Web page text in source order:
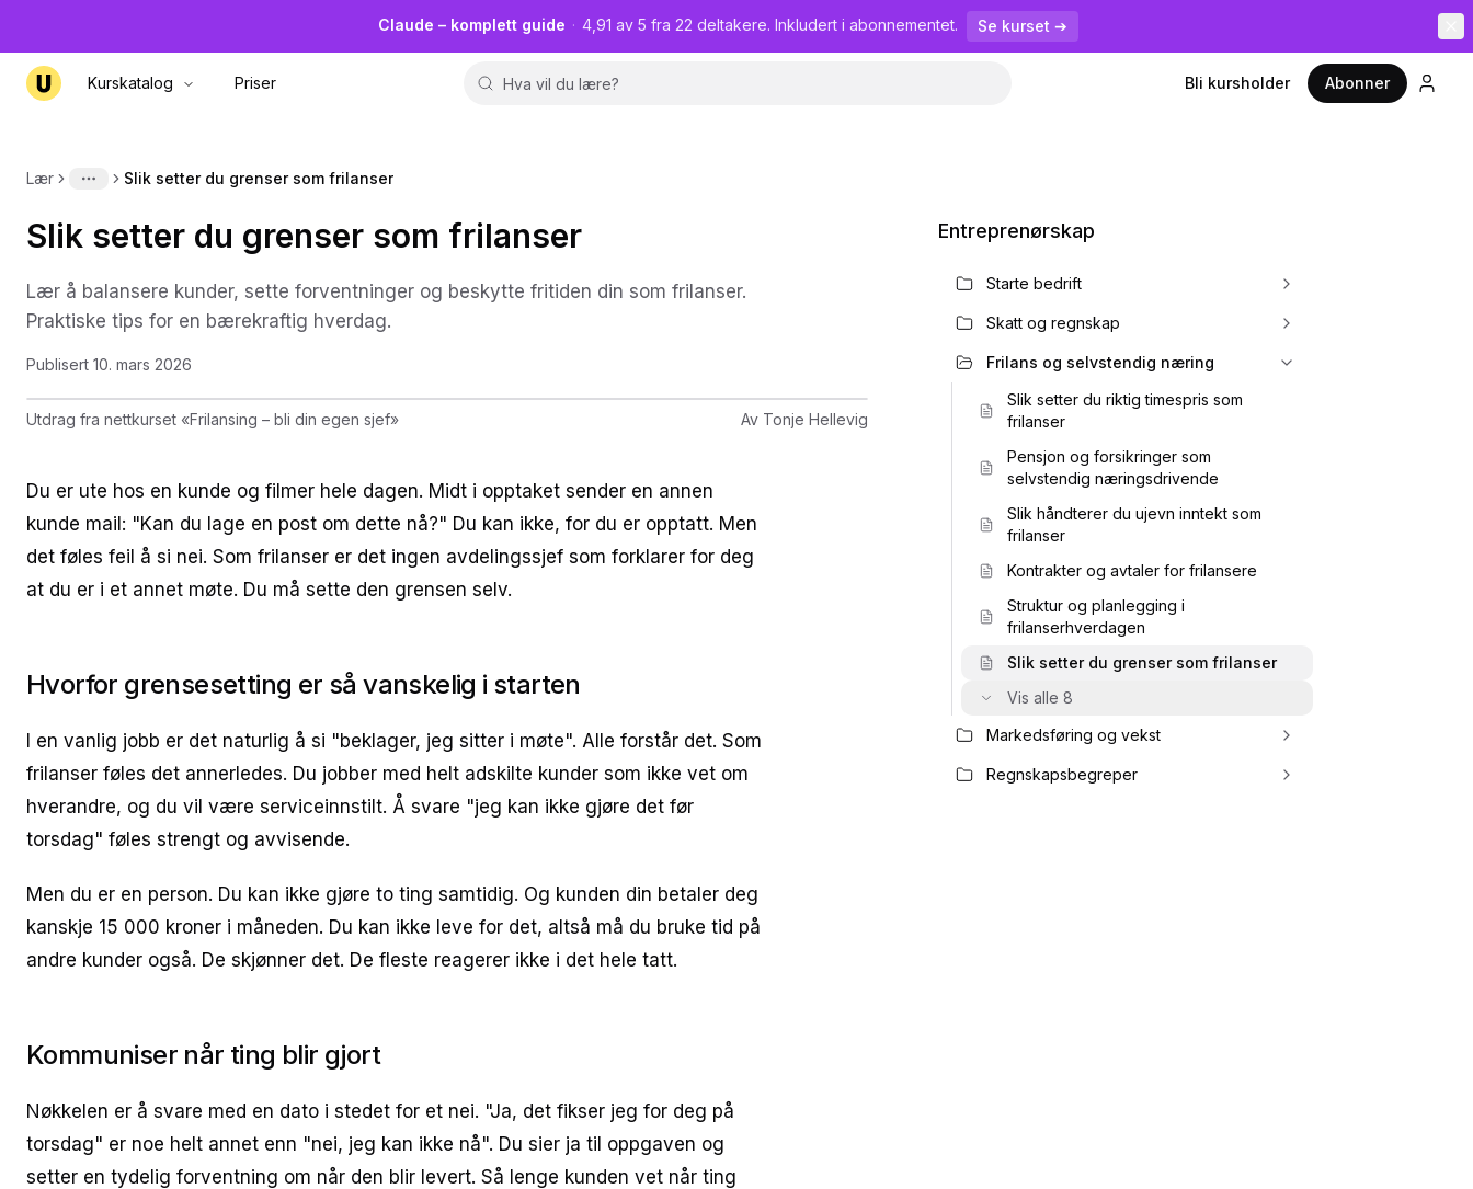
Claude – komplett guide · 4,91 av 5 fra 22 deltakere. Inkludert i abonnementet. Se kurset ➔
Kurskatalog Priser Bli kursholder Abonner
Lær MoreSlik setter du grenser som frilanser
Slik setter du grenser som frilanser
Lær å balansere kunder, sette forventninger og beskytte fritiden din som frilanser.
Praktiske tips for en bærekraftig hverdag.
Publisert 10. mars 2026
Utdrag fra nettkurset «Frilansing – bli din egen sjef» Av Tonje Hellevig
Du er ute hos en kunde og filmer hele dagen. Midt i opptaket sender en annen
kunde mail: "Kan du lage en post om dette nå?" Du kan ikke, for du er opptatt. Men
det føles feil å si nei. Som frilanser er det ingen avdelingssjef som forklarer for deg
at du er i et annet møte. Du må sette den grensen selv.
Hvorfor grensesetting er så vanskelig i starten
I en vanlig jobb er det naturlig å si "beklager, jeg sitter i møte". Alle forstår det. Som
frilanser føles det annerledes. Du jobber med helt adskilte kunder som ikke vet om
hverandre, og du vil være serviceinnstilt. Å svare "jeg kan ikke gjøre det før
torsdag" føles strengt og avvisende.
Men du er en person. Du kan ikke gjøre to ting samtidig. Og kunden din betaler deg
kanskje 15 000 kroner i måneden. Du kan ikke leve for det, altså må du bruke tid på
andre kunder også. De skjønner det. De fleste reagerer ikke i det hele tatt.
Kommuniser når ting blir gjort
Nøkkelen er å svare med en dato i stedet for et nei. "Ja, det fikser jeg for deg på
torsdag" er noe helt annet enn "nei, jeg kan ikke nå". Du sier ja til oppgaven og
setter en tydelig forventning om når den blir levert. Så lenge kunden vet når ting
Entreprenørskap
Starte bedrift
Skatt og regnskap
Frilans og selvstendig næring
Slik setter du riktig timespris som
frilanser
Pensjon og forsikringer som
selvstendig næringsdrivende
Slik håndterer du ujevn inntekt som
frilanser
Kontrakter og avtaler for frilansere
Struktur og planlegging i
frilanserhverdagen
Slik setter du grenser som frilanser
Vis alle 8
Markedsføring og vekst
Regnskapsbegreper